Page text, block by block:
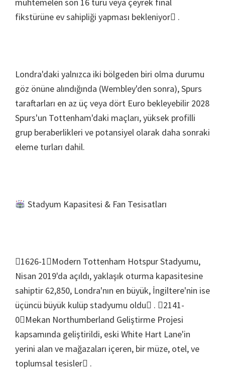
fikstürüne ev sahipliği yapması bekleniyor .
Londra'daki yalnızca iki bölgeden biri olma durumu
göz önüne alındığında (Wembley'den sonra), Spurs
taraftarları en az üç veya dört Euro bekleyebilir 2028
Spurs'un Tottenham'daki maçları, yüksek profilli
grup beraberlikleri ve potansiyel olarak daha sonraki
eleme turları dahil.
Stadyum Kapasitesi & Fan Tesisatları
1626-1Modern Tottenham Hotspur Stadyumu,
Nisan 2019'da açıldı, yaklaşık oturma kapasitesine
sahiptir 62,850, Londra'nın en büyük, İngiltere'nin ise
üçüncü büyük kulüp stadyumu oldu . 2141-
0Mekan Northumberland Geliştirme Projesi
kapsamında geliştirildi, eski White Hart Lane'in
yerini alan ve mağazaları içeren, bir müze, otel, ve
toplumsal tesisler .